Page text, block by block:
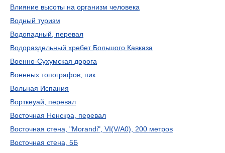
Влияние высоты на организм человека
Водный туризм
Водопадный, перевал
Водораздельный хребет Большого Кавказа
Военно-Сухумская дорога
Военных топографов, пик
Вольная Испания
Ворткеуай, перевал
Восточная Ненскра, перевал
Восточная стена, "Morandi", VI(V/A0), 200 метров
Восточная стена, 5Б